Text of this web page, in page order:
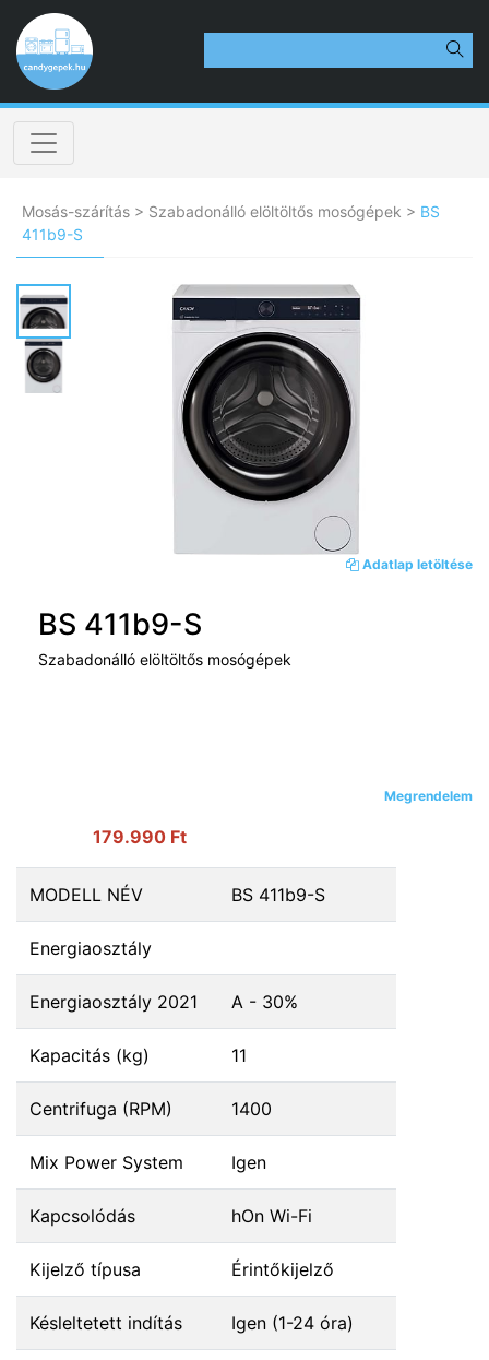
Mosás-szárítás > Szabadonálló elöltöltős mosógépek > BS
411b9-S
Adatlap letöltése
Megrendelem
BS 411b9-S
Szabadonálló elöltöltős mosógépek
179.990 Ft
MODELL NÉV BS 411b9-S
Energiaosztály
Energiaosztály 2021 A - 30%
Kapacitás (kg) 11
Centrifuga (RPM) 1400
Mix Power System Igen
Kapcsolódás hOn Wi-Fi
Kijelző típusa Érintőkijelző
Késleltetett indítás Igen (1-24 óra)